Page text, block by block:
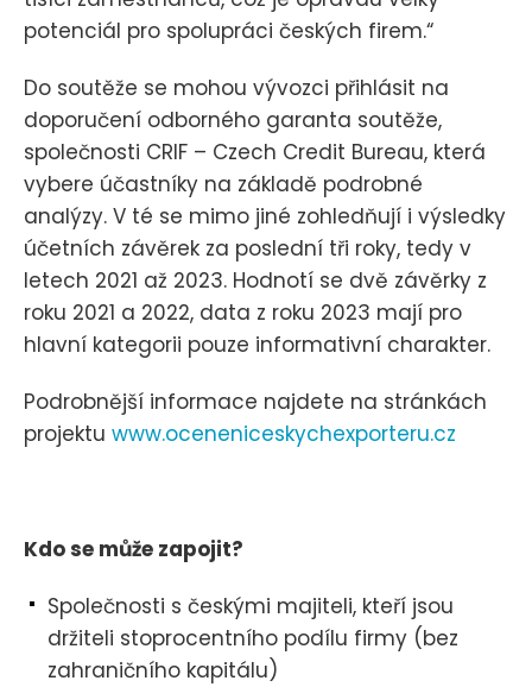
potenciál pro spolupráci českých firem.“
Do soutěže se mohou vývozci přihlásit na
doporučení odborného garanta soutěže,
společnosti CRIF – Czech Credit Bureau, která
vybere účastníky na základě podrobné
analýzy. V té se mimo jiné zohledňují i výsledky
účetních závěrek za poslední tři roky, tedy v
letech 2021 až 2023. Hodnotí se dvě závěrky z
roku 2021 a 2022, data z roku 2023 mají pro
hlavní kategorii pouze informativní charakter.
Podrobnější informace najdete na stránkách
projektu www.oceneniceskychexporteru.cz
Kdo se může zapojit?
Společnosti s českými majiteli, kteří jsou
držiteli stoprocentního podílu firmy (bez
zahraničního kapitálu)